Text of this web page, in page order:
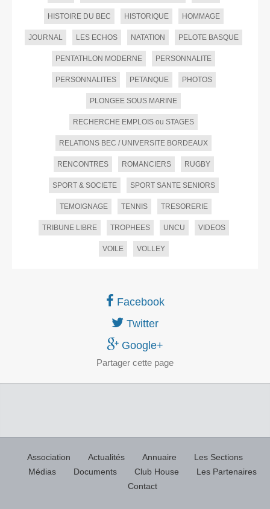
HISTOIRE DU BEC HISTORIQUE HOMMAGE
JOURNAL LES ECHOS NATATION PELOTE BASQUE
PENTATHLON MODERNE PERSONNALITE
PERSONNALITES PETANQUE PHOTOS
PLONGEE SOUS MARINE
RECHERCHE EMPLOIS ou STAGES
RELATIONS BEC / UNIVERSITE BORDEAUX
RENCONTRES ROMANCIERS RUGBY
SPORT & SOCIETE SPORT SANTE SENIORS
TEMOIGNAGE TENNIS TRESORERIE
TRIBUNE LIBRE TROPHEES UNCU VIDEOS
VOILE VOLLEY
Facebook
Twitter
Google+
Partager cette page
Association Actualités Annuaire
Les Sections
Médias
Documents Club House
Les Partenaires
Contact